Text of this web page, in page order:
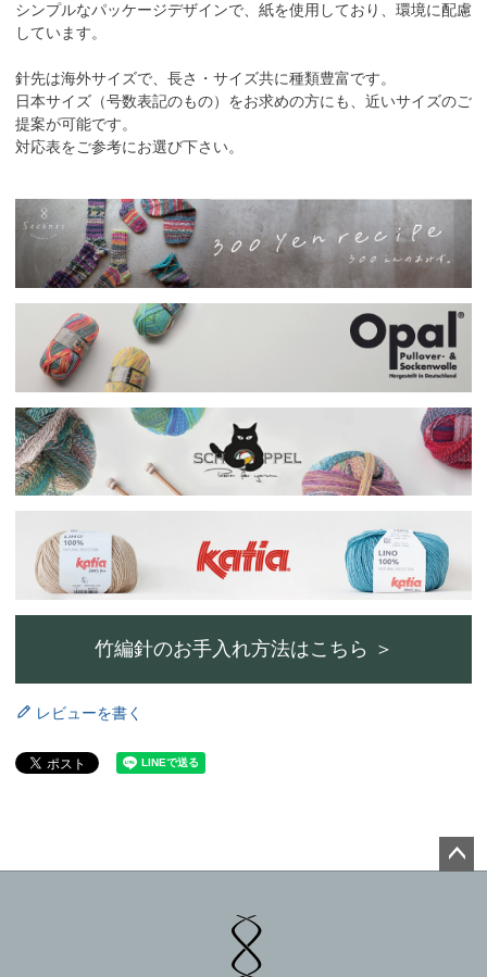
シンプルなパッケージデザインで、紙を使用しており、環境に配慮
しています。
針先は海外サイズで、長さ・サイズ共に種類豊富です。
日本サイズ（号数表記のもの）をお求めの方にも、近いサイズのご
提案が可能です。
対応表をご参考にお選び下さい。
竹編針のお手入れ方法はこちら ＞
レビューを書く